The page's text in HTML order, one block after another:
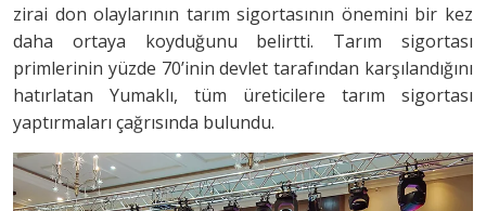
zirai don olaylarının tarım sigortasının önemini bir kez
daha ortaya koyduğunu belirtti. Tarım sigortası
primlerinin yüzde 70’inin devlet tarafından karşılandığını
hatırlatan Yumaklı, tüm üreticilere tarım sigortası
yaptırmaları çağrısında bulundu.